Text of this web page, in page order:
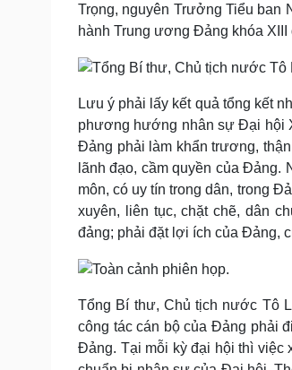
Trọng, nguyên Trưởng Tiểu ban
hành Trung ương Đảng khóa
Lưu ý phải lấy kết quả tổng kết
phương hướng nhân sự Đại hội
Đảng phải làm khẩn trương,
lãnh đạo, cầm quyền của
môn, có uy tín trong dân, trong
xuyên, liên tục, chặt chẽ, dân
đảng; phải đặt lợi ích của Đảng,
Tổng Bí thư, Chủ tịch nước Tô
công tác cán bộ của Đảng phải
Đảng. Tại mỗi kỳ đại hội thì việc